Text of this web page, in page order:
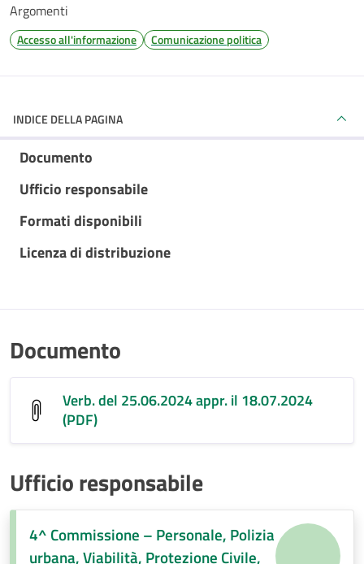
Argomenti
Accesso all'informazione Comunicazione politica
INDICE DELLA PAGINA
Documento
Ufficio responsabile
Formati disponibili
Licenza di distribuzione
Documento
Verb. del 25.06.2024 appr. il 18.07.2024
(PDF)
Ufficio responsabile
4^ Commissione – Personale, Polizia
urbana, Viabilità, Protezione Civile,